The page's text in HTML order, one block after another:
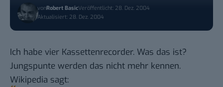
vonRobert BasicVeröffentlicht: 28. Dez. 2004
Aktualisiert: 28. Dez. 2004
Ich habe vier Kassettenrecorder. Was das ist?
Jungspunte werden das nicht mehr kennen.
Wikipedia sagt: